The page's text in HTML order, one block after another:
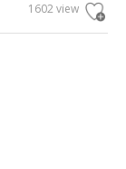
1602 view